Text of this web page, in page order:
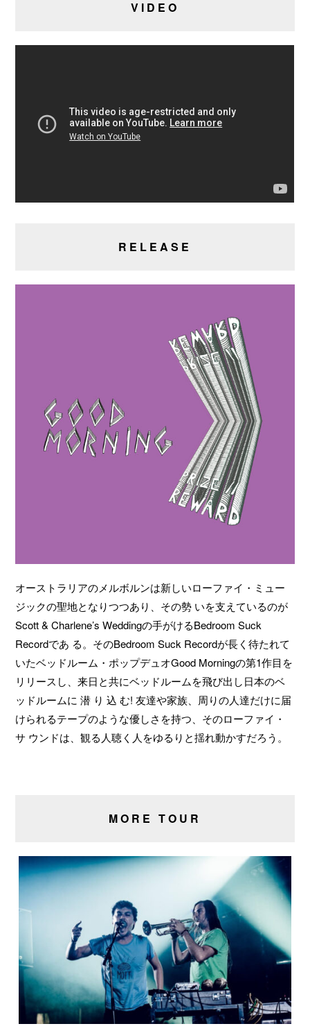
VIDEO
RELEASE
オーストラリアのメルボルンは新しいローファイ・ミュー
ジックの聖地となりつつあり、その勢 いを支えているのが
Scott & Charlene’s Weddingの手がけるBedroom Suck
Recordであ る。そのBedroom Suck Recordが長く待たれて
いたベッドルーム・ポップデュオGood Morningの第1作目を
リリースし、来日と共にベッドルームを飛び出し日本のベ
ッドルームに 潜 り 込 む! 友達や家族、周りの人達だけに届
けられるテープのような優しさを持つ、そのローファイ・
サ ウンドは、観る人聴く人をゆるりと揺れ動かすだろう。
MORE TOUR